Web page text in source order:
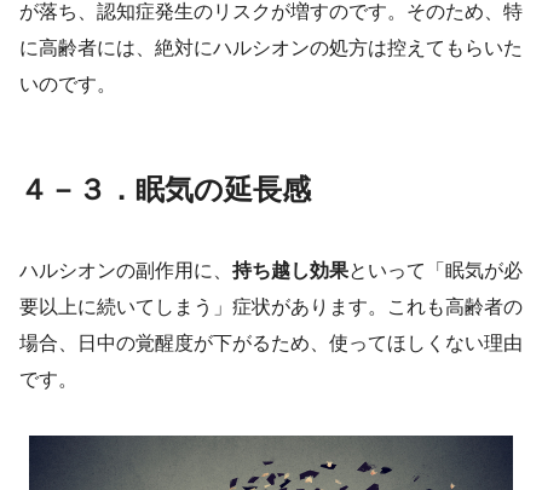
が落ち、認知症発生のリスクが増すのです。そのため、特
に高齢者には、絶対にハルシオンの処方は控えてもらいた
いのです。
４－３．眠気の延長感
ハルシオンの副作用に、 持ち越し効果といって「眠気が必
要以上に続いてしまう」症状があります。これも高齢者の
場合、日中の覚醒度が下がるため、使ってほしくない理由
です。